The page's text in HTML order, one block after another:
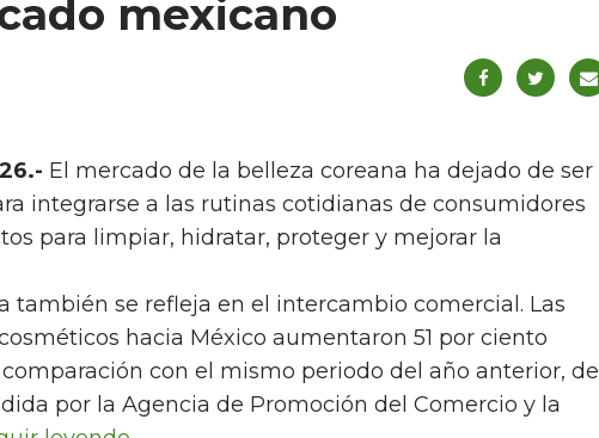
mexicano
El mercado de la belleza coreana ha dejado de ser
integrarse a las rutinas cotidianas de consumidores
para limpiar, hidratar, proteger y mejorar la
también se refleja en el intercambio comercial. Las
hacia México aumentaron 51 por ciento
con el mismo periodo del año anterior, de
por la Agencia de Promoción del Comercio y la